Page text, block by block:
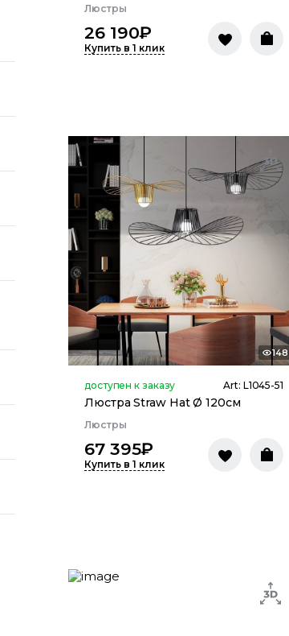
Люстры
26 190₽
Купить в 1 клик
148
доступен к заказу Art: L1045-51
Люстра Straw Hat Ø 120см
Люстры
67 395₽
Купить в 1 клик